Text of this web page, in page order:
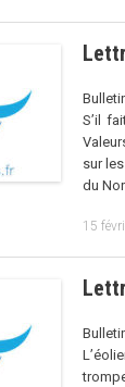
S’il
sur
du
15